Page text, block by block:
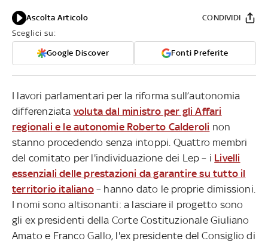
Ascolta Articolo
Sceglici su:
Google Discover Fonti Preferite
CONDIVIDI
I lavori parlamentari per la riforma sull’autonomia
differenziata voluta dal ministro per gli Affari
regionali e le autonomie Roberto Calderoli non
stanno procedendo senza intoppi. Quattro membri
del comitato per l'individuazione dei Lep – i Livelli
essenziali delle prestazioni da garantire su tutto il
territorio italiano– hanno dato le proprie dimissioni.
I nomi sono altisonanti: a lasciare il progetto sono
gli ex presidenti della Corte Costituzionale Giuliano
Amato e Franco Gallo, l'ex presidente del Consiglio di